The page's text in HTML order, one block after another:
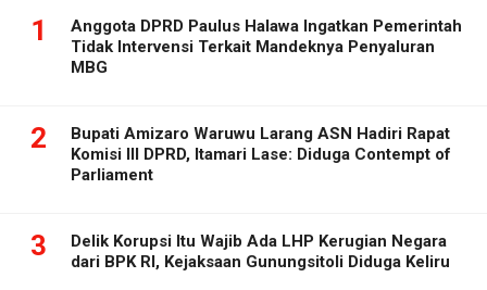
1
Anggota DPRD Paulus Halawa Ingatkan Pemerintah
Tidak Intervensi Terkait Mandeknya Penyaluran
MBG
2
Bupati Amizaro Waruwu Larang ASN Hadiri Rapat
Komisi III DPRD, Itamari Lase: Diduga Contempt of
Parliament
3
Delik Korupsi Itu Wajib Ada LHP Kerugian Negara
dari BPK RI, Kejaksaan Gunungsitoli Diduga Keliru